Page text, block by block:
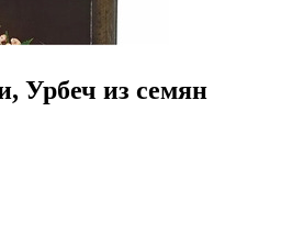
Урбеч из семян